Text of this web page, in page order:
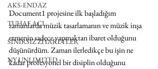
AKS-ENDAZ
TUHAF AÇI
SINIRSIZ ZİYARETLER
NY UNLIMITED
Document1 projesine ilk başladığım
zamanlarda müzik tasarlamanın ve müzik inşa
etmenin sadece yapmaktan ibaret olduğunu
düşünürdüm. Zaman ilerledikçe bu işin ne
kadar profesyonel bir disiplin olduğunu